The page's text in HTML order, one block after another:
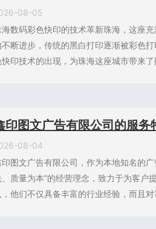
08-05
海数码彩色快印的技术革新珠海，这座
不断进步，传统的黑白打印逐渐被彩色
印技术的出现，为珠海这座城市带来
印图文广告有限公司的服务
08-04
印图文广告有限公司，作为本地知名的
、质量为本”的经营理念，致力于为客户
他们不仅具备丰富的行业经验，而且